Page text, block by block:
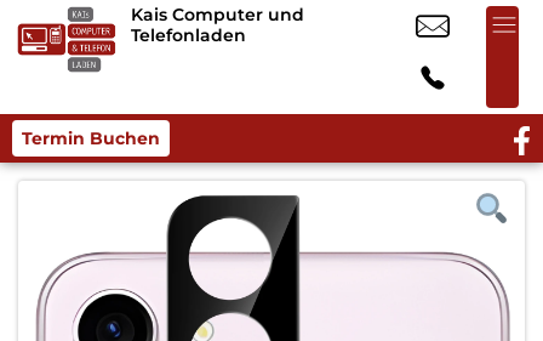
Kais Computer und
Telefonladen
Termin Buchen